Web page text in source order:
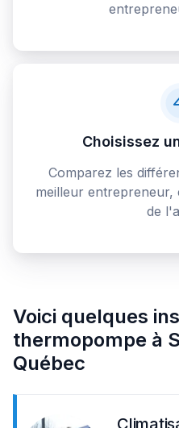
Choisissez
Comparez les
meilleur entrepreneur,
de
Voici quelques
thermopompe à
Québec